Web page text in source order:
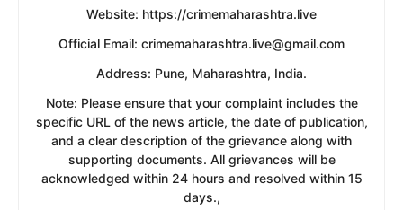
​Website: https://crimemaharashtra.live
​Official Email: crimemaharashtra.live@gmail.com
​Address: Pune, Maharashtra, India.
​Note: Please ensure that your complaint includes the
specific URL of the news article, the date of publication,
and a clear description of the grievance along with
supporting documents. All grievances will be
acknowledged within 24 hours and resolved within 15
days.,